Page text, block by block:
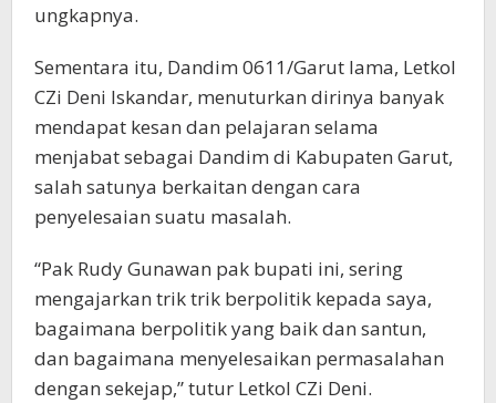
ungkapnya.
Sementara itu, Dandim 0611/Garut lama, Letkol
CZi Deni Iskandar, menuturkan dirinya banyak
mendapat kesan dan pelajaran selama
menjabat sebagai Dandim di Kabupaten Garut,
salah satunya berkaitan dengan cara
penyelesaian suatu masalah.
“Pak Rudy Gunawan pak bupati ini, sering
mengajarkan trik trik berpolitik kepada saya,
bagaimana berpolitik yang baik dan santun,
dan bagaimana menyelesaikan permasalahan
dengan sekejap,” tutur Letkol CZi Deni.